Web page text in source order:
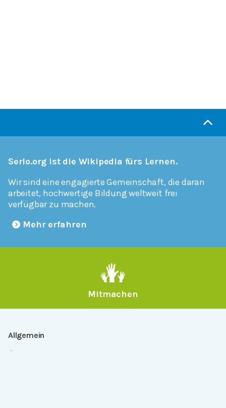
Serlo.org ist die Wikipedia fürs Lernen.
Wir sind eine engagierte Gemeinschaft, die daran
arbeitet, hochwertige Bildung weltweit frei
verfügbar zu machen.
Mehr erfahren
Mitmachen
Allgemein
Über Serlo